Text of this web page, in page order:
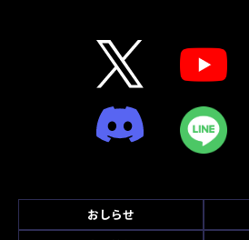
おしらせ